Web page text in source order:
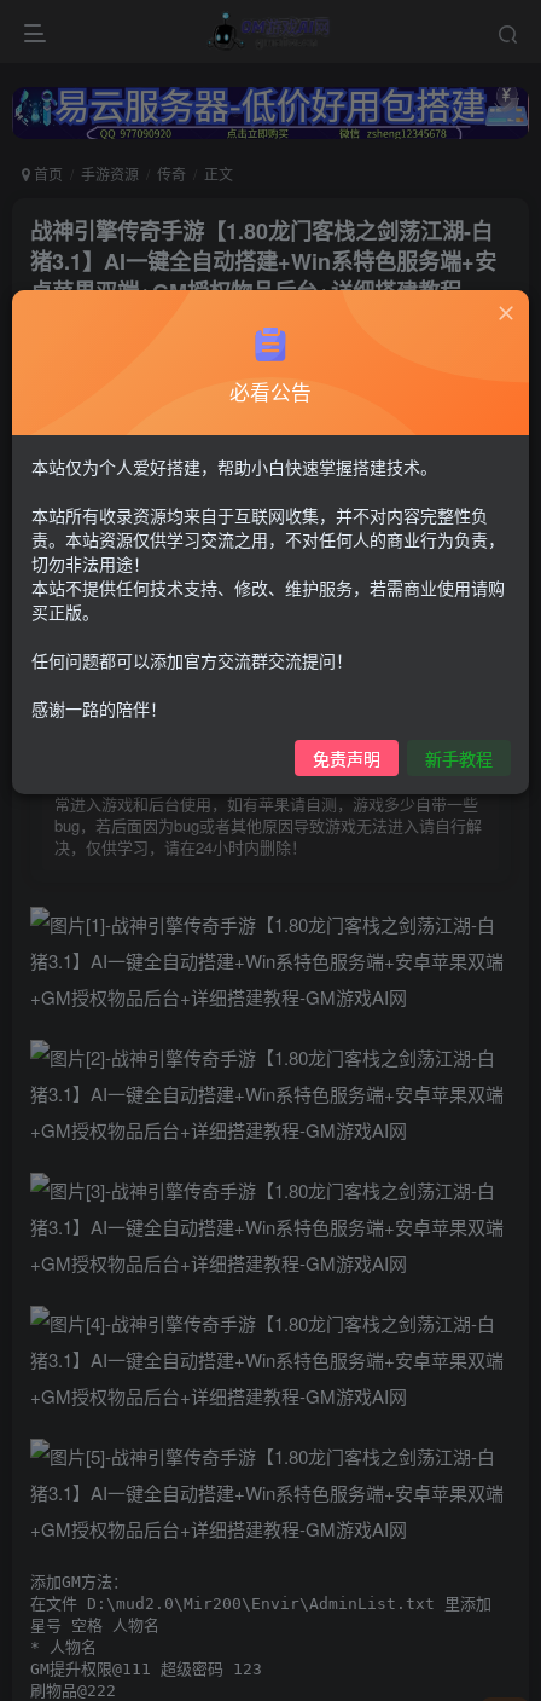
首页 手游资源 传奇 正文
战神引擎传奇手游【1.80龙门客栈之剑荡江湖-白
猪3.1】AI一键全自动搭建+Win系特色服务端+安
卓苹果双端+GM授权物品后台+详细搭建教程
战神传奇106
-736021860---GM游戏AI网---管理员《易云服务器-
https://123.yxjs.ltd/cart》。】
G币30 G币100
购买前请先看完新手教程,未认真看完一切问题自行解决
仅支持云服务器搭建，适用于小白快速搭建，只能确保安卓正
常进入游戏和后台使用，如有苹果请自测，游戏多少自带一些
bug，若后面因为bug或者其他原因导致游戏无法进入请自行解
决，仅供学习，请在24小时内删除！
付费资源
添加GM方法：
在文件 D:\mud2.0\Mir200\Envir\AdminList.txt 里添加
星号 空格 人物名
* 人物名
GM提升权限@111 超级密码 123
刷物品@222
必看公告
本站仅为个人爱好搭建，帮助小白快速掌握搭建技术。
本站所有收录资源均来自于互联网收集，并不对内容完整性负
责。本站资源仅供学习交流之用，不对任何人的商业行为负责，
切勿非法用途！
本站不提供任何技术支持、修改、维护服务，若需商业使用请购
买正版。
任何问题都可以添加官方交流群交流提问！
感谢一路的陪伴！
免责声明 新手教程